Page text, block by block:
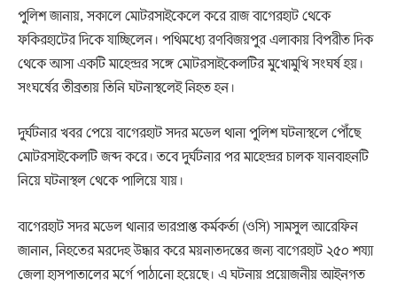
পুলিশ জানায়, সকালে মোটরসাইকেলে করে রাজ বাগেরহাট থেকে
ফকিরহাটের দিকে যাচ্ছিলেন। পথিমধ্যে রণবিজয়পুর এলাকায় বিপরীত দিক
থেকে আসা একটি মাহেন্দ্রর সঙ্গে মোটরসাইকেলটির মুখোমুখি সংঘর্ষ হয়।
সংঘর্ষের তীব্রতায় তিনি ঘটনাস্থলেই নিহত হন।
দুর্ঘটনার খবর পেয়ে বাগেরহাট সদর মডেল থানা পুলিশ ঘটনাস্থলে পৌঁছে
মোটরসাইকেলটি জব্দ করে। তবে দুর্ঘটনার পর মাহেন্দ্রর চালক যানবাহনটি
নিয়ে ঘটনাস্থল থেকে পালিয়ে যায়।
বাগেরহাট সদর মডেল থানার ভারপ্রাপ্ত কর্মকর্তা (ওসি) সামসুল আরেফিন
জানান, নিহতের মরদেহ উদ্ধার করে ময়নাতদন্তের জন্য বাগেরহাট ২৫০ শয্যা
জেলা হাসপাতালের মর্গে পাঠানো হয়েছে। এ ঘটনায় প্রয়োজনীয় আইনগত